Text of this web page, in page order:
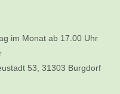
im Monat ab 17.00 Uhr
53, 31303 Burgdorf